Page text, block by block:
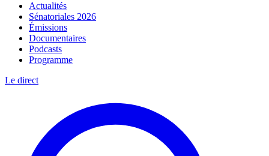
Actualités
Sénatoriales 2026
Émissions
Documentaires
Podcasts
Programme
Le direct